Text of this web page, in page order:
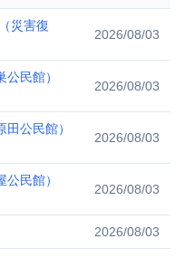
災害復
2026/08/03
民館）
2026/08/03
公民館）
2026/08/03
民館）
2026/08/03
2026/08/03